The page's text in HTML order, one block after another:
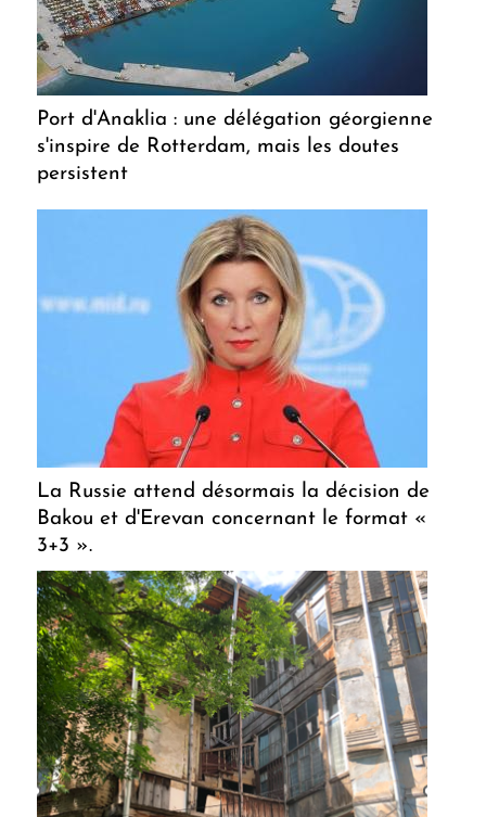
Port d'Anaklia : une délégation géorgienne
s'inspire de Rotterdam, mais les doutes
persistent
La Russie attend désormais la décision de
Bakou et d'Erevan concernant le format «
3+3 ».